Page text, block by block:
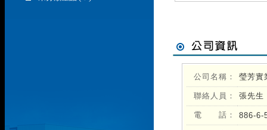
公司名稱： 瑩芳實
聯絡人員： 張先生
電 話： 886-6-